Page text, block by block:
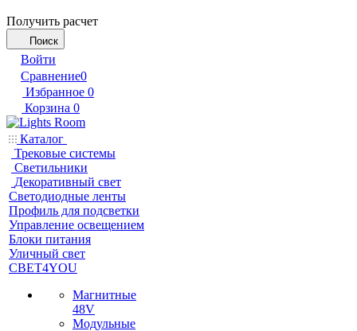
Получить расчет
Поиск
Войти
Сравнение0
Избранное 0
Корзина 0
Каталог
Трековые системы
Светильники
Декоративный свет
Светодиодные ленты
Профиль для подсветки
Управление освещением
Блоки питания
Уличный свет
СВЕТ4YOU
Магнитные
48V
Модульные